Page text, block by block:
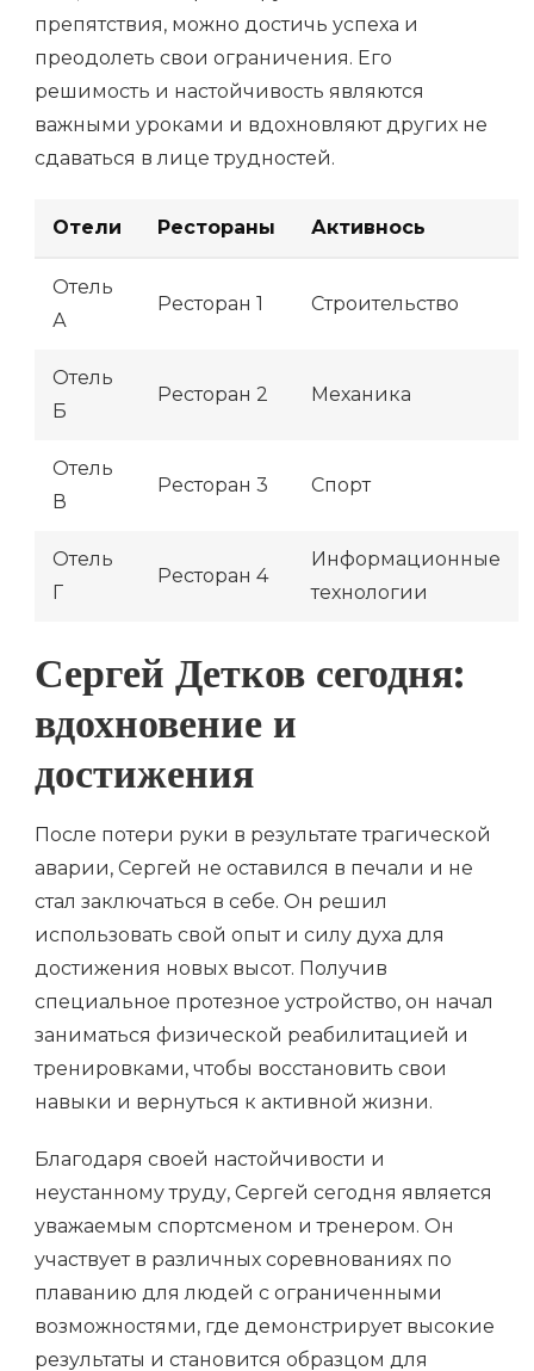
препятствия, можно достичь успеха и
преодолеть свои ограничения. Его
решимость и настойчивость являются
важными уроками и вдохновляют других не
сдаваться в лице трудностей.
Отели Рестораны Активнось
Отель
А
Ресторан 1 Строительство
Отель
Б
Ресторан 2 Механика
Отель
В
Ресторан 3 Спорт
Отель
Г
Ресторан 4
Информационные
технологии
Сергей Детков сегодня:
вдохновение и
достижения
После потери руки в результате трагической
аварии, Сергей не оставился в печали и не
стал заключаться в себе. Он решил
использовать свой опыт и силу духа для
достижения новых высот. Получив
специальное протезное устройство, он начал
заниматься физической реабилитацией и
тренировками, чтобы восстановить свои
навыки и вернуться к активной жизни.
Благодаря своей настойчивости и
неустанному труду, Сергей сегодня является
уважаемым спортсменом и тренером. Он
участвует в различных соревнованиях по
плаванию для людей с ограниченными
возможностями, где демонстрирует высокие
результаты и становится образцом для